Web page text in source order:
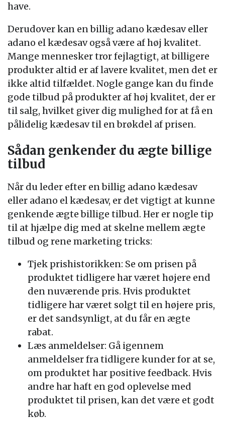
have.
Derudover kan en billig adano kædesav eller
adano el kædesav også være af høj kvalitet.
Mange mennesker tror fejlagtigt, at billigere
produkter altid er af lavere kvalitet, men det er
ikke altid tilfældet. Nogle gange kan du finde
gode tilbud på produkter af høj kvalitet, der er
til salg, hvilket giver dig mulighed for at få en
pålidelig kædesav til en brøkdel af prisen.
Sådan genkender du ægte billige
tilbud
Når du leder efter en billig adano kædesav
eller adano el kædesav, er det vigtigt at kunne
genkende ægte billige tilbud. Her er nogle tip
til at hjælpe dig med at skelne mellem ægte
tilbud og rene marketing tricks:
Tjek prishistorikken: Se om prisen på
produktet tidligere har været højere end
den nuværende pris. Hvis produktet
tidligere har været solgt til en højere pris,
er det sandsynligt, at du får en ægte
rabat.
Læs anmeldelser: Gå igennem
anmeldelser fra tidligere kunder for at se,
om produktet har positive feedback. Hvis
andre har haft en god oplevelse med
produktet til prisen, kan det være et godt
køb.